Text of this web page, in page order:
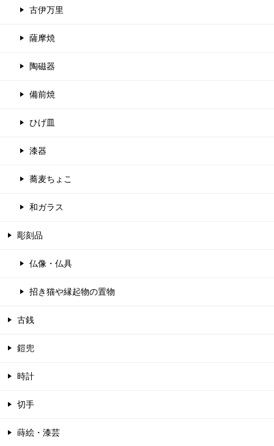
古伊万里
薩摩焼
陶磁器
備前焼
ひげ皿
漆器
蕎麦ちょこ
和ガラス
彫刻品
仏像・仏具
招き猫や縁起物の置物
古銭
鎧兜
時計
切手
蒔絵・漆芸